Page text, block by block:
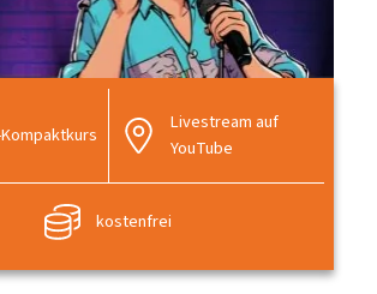
Livestream auf
YouTube
kostenfrei